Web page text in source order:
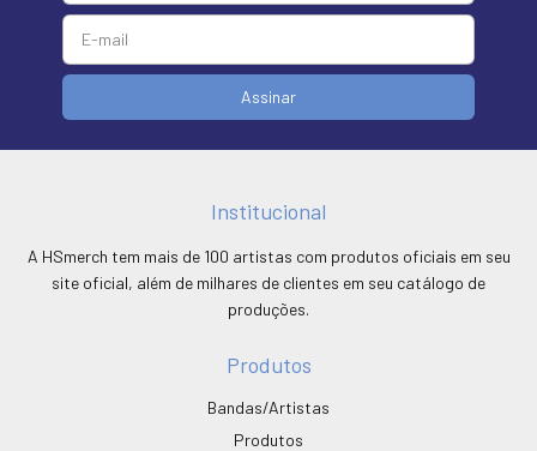
Institucional
A HSmerch tem mais de 100 artistas com produtos oficiais em seu
site oficial, além de milhares de clientes em seu catálogo de
produções.
Produtos
Bandas/Artistas
Produtos